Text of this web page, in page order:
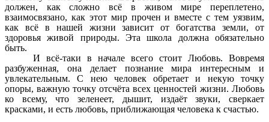
должен, как сложно всё в живом мире переплетено,
взаимосвязано, как этот мир прочен и вместе с тем уязвим,
как всё в нашей жизни зависит от богатства земли, от
здоровья живой природы. Эта школа должна обязательно
быть.
И всё-таки в начале всего стоит Любовь. Вовремя
разбуженная, она делает познание мира интересным и
увлекательным. С нею человек обретает и некую точку
опоры, важную точку отсчёта всех ценностей жизни. Любовь
ко всему, что зеленеет, дышит, издаёт звуки, сверкает
красками, и есть любовь, приближающая человека к счастью.